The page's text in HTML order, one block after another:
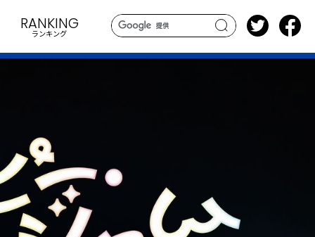
search
RANKING
ランキング